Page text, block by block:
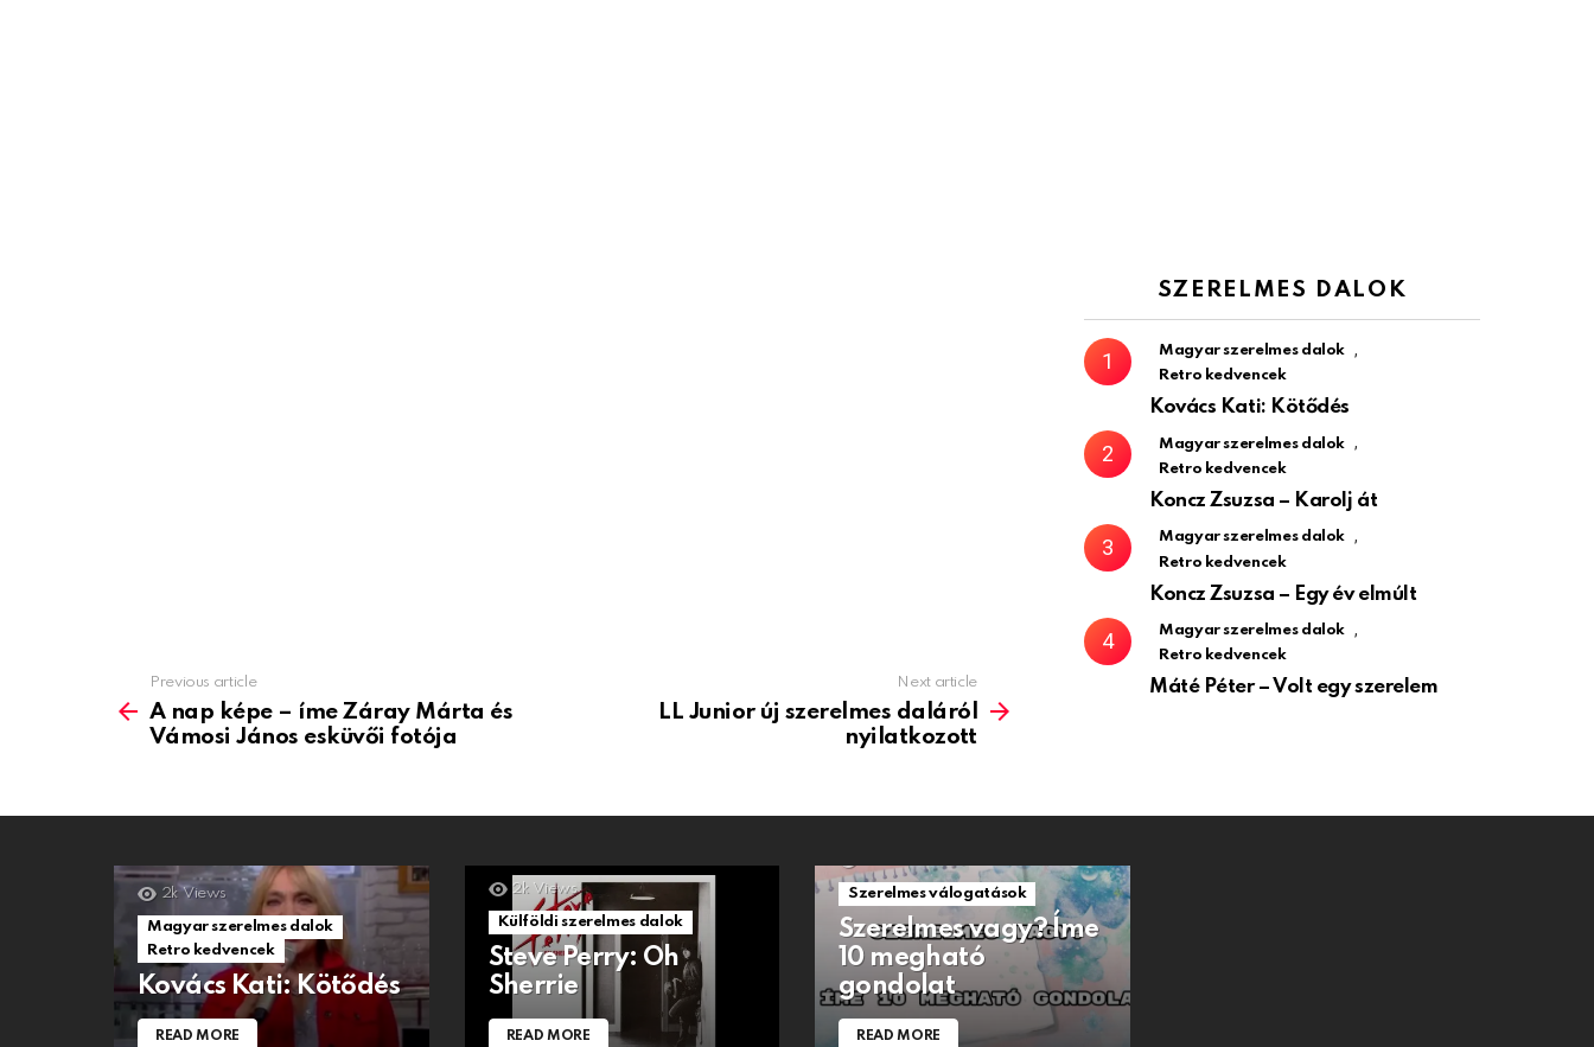
more
Previous article
A nap képe – íme Záray Márta és
Vámosi János esküvői fotója
Next article
LL Junior új szerelmes daláról
nyilatkozott
SZERELMES DALOK
Magyar szerelmes dalok ,
Retro kedvencek
Kovács Kati: Kötődés
Magyar szerelmes dalok ,
Retro kedvencek
Koncz Zsuzsa – Karolj át
Magyar szerelmes dalok ,
Retro kedvencek
Koncz Zsuzsa – Egy év elmúlt
Magyar szerelmes dalok ,
Retro kedvencek
Máté Péter – Volt egy szerelem
2k Views
Magyar szerelmes dalok
Retro kedvencek
Kovács Kati: Kötődés
READ MORE
2k Views
Külföldi szerelmes dalok
Steve Perry: Oh
Sherrie
READ MORE
Szerelmes válogatások
Szerelmes vagy? Íme
10 megható
gondolat
READ MORE